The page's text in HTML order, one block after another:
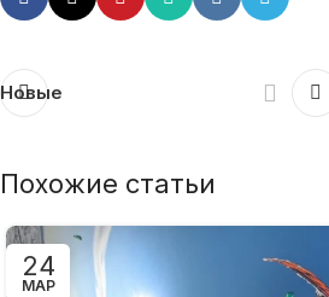
Новые
Похожие статьи
24
МАР